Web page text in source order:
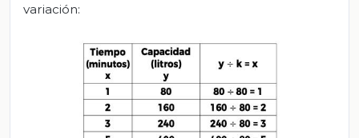
variación: